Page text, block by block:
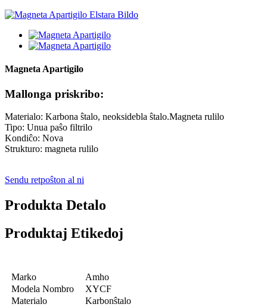
Magneta Apartigilo
Mallonga priskribo:
Materialo: Karbona ŝtalo, neoksidebla ŝtalo.Magneta rulilo
Tipo: Unua paŝo filtrilo
Kondiĉo: Nova
Strukturo: magneta rulilo
Sendu retpoŝton al ni
Produkta Detalo
Produktaj Etikedoj
Marko
Amho
Modela Nombro
XYCF
Materialo
Karbonŝtalo